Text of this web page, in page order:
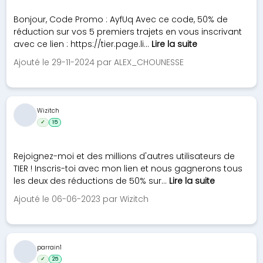
Bonjour, Code Promo : AyfUq Avec ce code, 50% de
réduction sur vos 5 premiers trajets en vous inscrivant
avec ce lien : https://tier.page.li... Lire la suite
Ajouté le 29-11-2024 par ALEX_CHOUNESSE
Rejoignez-moi et des millions d'autres utilisateurs de
TIER ! Inscris-toi avec mon lien et nous gagnerons tous
les deux des réductions de 50% sur... Lire la suite
Ajouté le 06-06-2023 par Wizitch
Wizitch
✓ 15
parrain1
✓ 25